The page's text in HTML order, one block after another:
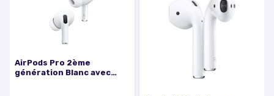
AirPods Pro 2ème
génération Blanc avec